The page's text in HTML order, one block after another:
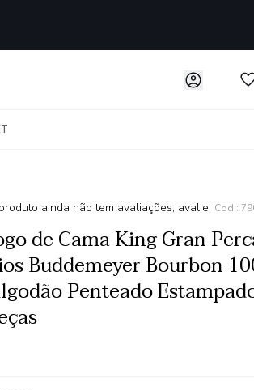
ainda não tem avaliações, avalie! Cod.:
de Cama King Gran
Buddemeyer Bourbon
Penteado